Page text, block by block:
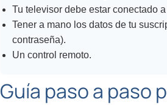
Tu televisor debe estar conectado
Tener a mano los datos de tu
contraseña).
Un control remoto.
Guía paso a paso